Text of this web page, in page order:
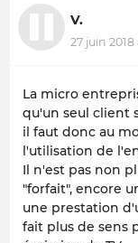
V.
27 juin 2018
La micro
qu'un seul client
il faut donc au
l'utilisation de
Il n'est pas non
"forfait", encore
une prestation
fait plus de sens